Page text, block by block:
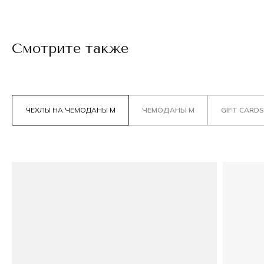
Смотрите также
ЧЕХЛЫ НА ЧЕМОДАНЫ М ЧЕМОДАНЫ М GIFT CARDS